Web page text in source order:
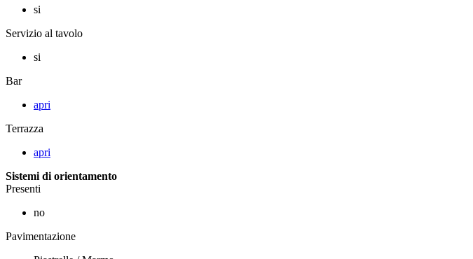
si
Servizio al tavolo
si
Bar
apri
Terrazza
apri
Sistemi di orientamento
Presenti
no
Pavimentazione